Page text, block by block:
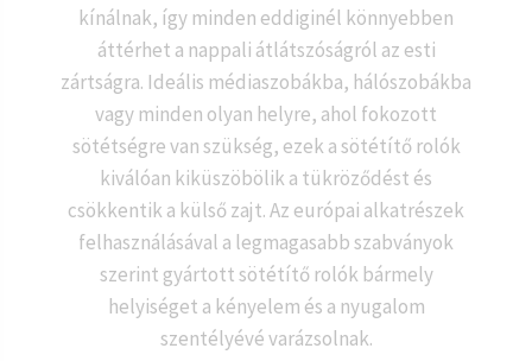
kínálnak, így minden eddiginél könnyebben
áttérhet a nappali átlátszóságról az esti
zártságra. Ideális médiaszobákba, hálószobákba
vagy minden olyan helyre, ahol fokozott
sötétségre van szükség, ezek a sötétítő rolók
kiválóan kiküszöbölik a tükröződést és
csökkentik a külső zajt. Az európai alkatrészek
felhasználásával a legmagasabb szabványok
szerint gyártott sötétítő rolók bármely
helyiséget a kényelem és a nyugalom
szentélyévé varázsolnak.